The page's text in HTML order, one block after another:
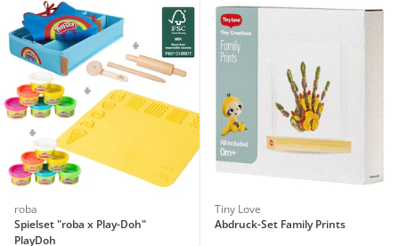
roba
Spielset "roba x Play-Doh"
PlayDoh
Tiny Love
Abdruck-Set Family Prints